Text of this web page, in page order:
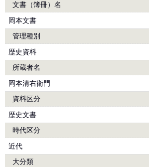
文書（簿冊）名
岡本文書
管理種別
歴史資料
所蔵者名
岡本清右衛門
資料区分
歴史文書
時代区分
近代
大分類